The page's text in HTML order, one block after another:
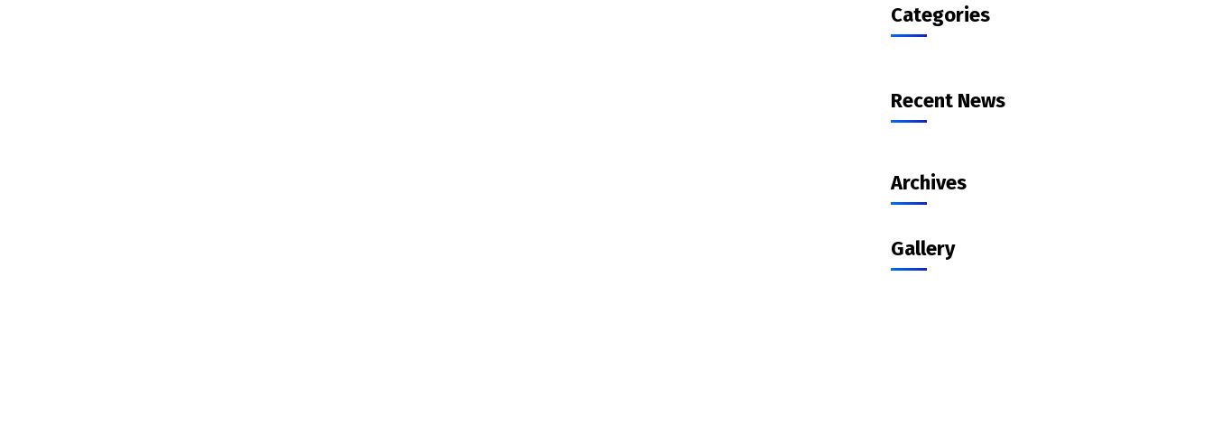
Categories
Recent News
Archives
Gallery